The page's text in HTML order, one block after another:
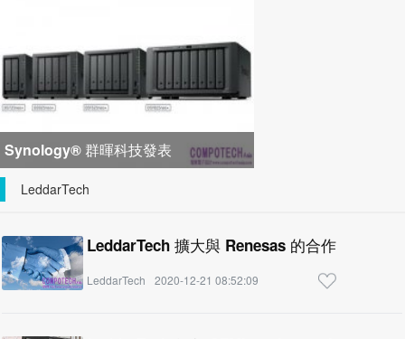
Synology® 群暉科技發表
DiskStation neo+ 系列，以低入手門
LeddarTech
LeddarTech 擴大與 Renesas 的合作，加速
LeddarTech 2020-12-21 08:52:09